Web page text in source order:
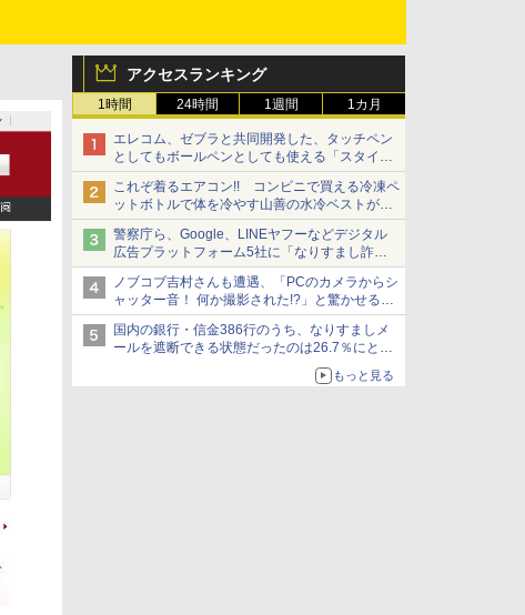
アクセスランキング
1時間 24時間 1週間 1カ月
エレコム、ゼブラと共同開発した、タッチペン
としてもボールペンとしても使える「スタイラ
スツーウェイ」発売 iPadにも紙にも、持ち替
えずに書き込める
これぞ着るエアコン!! コンビニで買える冷凍ペ
ットボトルで体を冷やす山善の水冷ベストがロ
ードバイクにちょうどいい【ぼっち・ざ・ろー
ど！その14】【空いた時間でなにしてる？】
警察庁ら、Google、LINEヤフーなどデジタル
広告プラットフォーム5社に「なりすまし詐欺
広告」対策強化を要請 著名人の写真や映像を
使った投資詐欺などへの対策として
ノブコブ吉村さんも遭遇、「PCのカメラからシ
ャッター音！ 何か撮影された!?」と驚かせる手
口とは？【それってネット詐欺ですよ！】
国内の銀行・信金386行のうち、なりすましメ
ールを遮断できる状態だったのは26.7％にとど
まる～GMOブランドセキュリティ調査
もっと見る